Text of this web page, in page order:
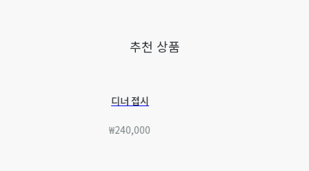
추천 상품
디너 접시
₩240,000